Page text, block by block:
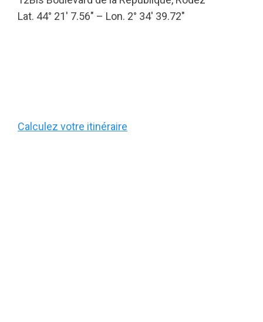
Lat. 44° 21′ 7.56″ – Lon. 2° 34′ 39.72″
Calculez votre itinéraire